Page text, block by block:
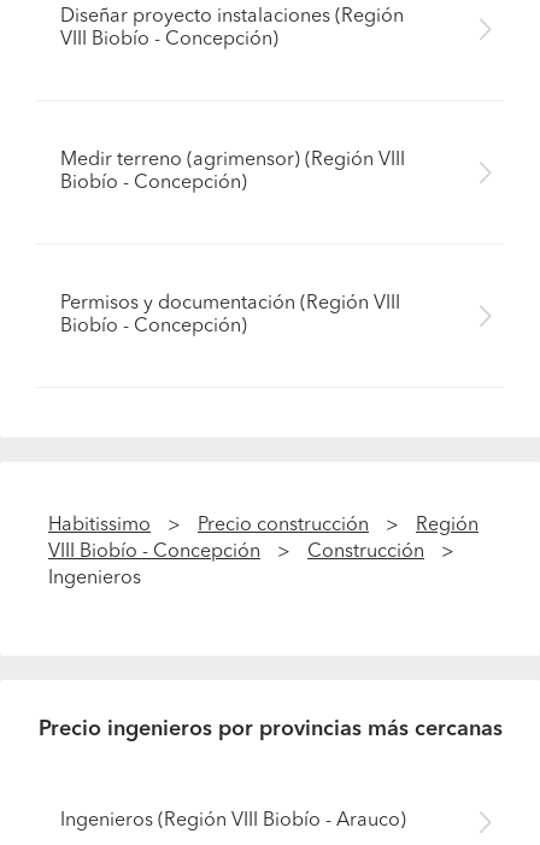
Diseñar proyecto instalaciones (Región
VIII Biobío - Concepción)
Medir terreno (agrimensor) (Región VIII
Biobío - Concepción)
Permisos y documentación (Región VIII
Biobío - Concepción)
Habitissimo Precio construcción
Región
VIII Biobío - Concepción
Construcción
Ingenieros
Precio ingenieros por provincias más cercanas
Ingenieros (Región VIII Biobío - Arauco)